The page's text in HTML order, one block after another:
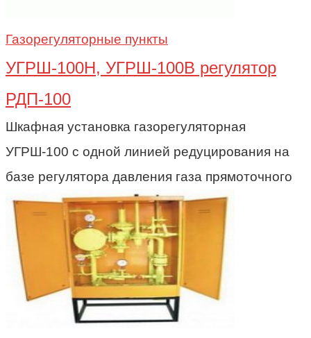
Газорегуляторные пункты
УГРШ-100Н, УГРШ-100В регулятор
РДП-100
Шкафная установка газорегуляторная
УГРШ-100 с одной линией редуцирования на
базе регулятора давления газа прямоточного